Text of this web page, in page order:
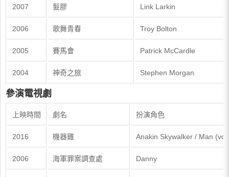
2007 髮膠 Link Larkin
2006 歌舞青春 Troy Bolton
2005 賽馬會 Patrick McCardle
2004 神奇之旅 Stephen Morgan
參演電視劇
上映時間 劇名 扮演角色
2016 機器雞 Anakin Skywalker / Man
2006 海軍罪案調查處 Danny